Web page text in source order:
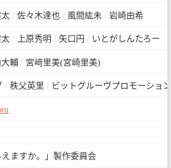
/佐々木達也 /風間紘未 /岩崎由希
/上原秀明 /矢口円 /いとがしんたろー
輔 /宮﨑里美(宮崎里美)
/秩父英里 /ビットグルーヴプロモーショ
えますか。」製作委員会